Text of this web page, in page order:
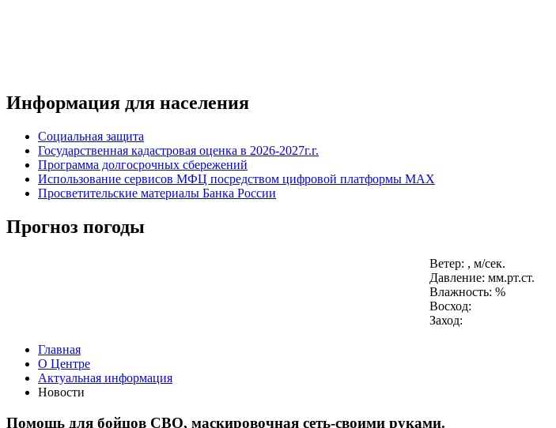
Информация для населения
Социальная защита
Государственная кадастровая оценка в 2026-2027г.г.
Программа долгосрочных сбережений
Использование сервисов МФЦ посредством цифровой платформы MAX
Просветительские материалы Банка России
Прогноз погоды
Ветер: , м/сек.
Давление: мм.рт.ст.
Влажность: %
Восход:
Заход:
Главная
О Центре
Актуальная информация
Новости
Помощь для бойцов СВО, маскировочная сеть-своими руками.